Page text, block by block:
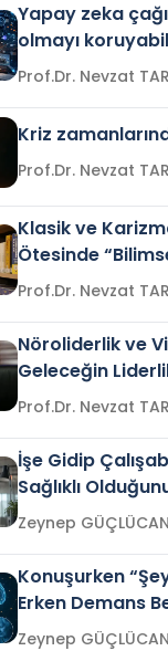
Yapay zeka
olmayı
Prof.Dr.
Kriz
Prof.Dr.
Klasik ve
Ötesinde
Prof.Dr.
Nöroliderlik ve
Geleceğin
Prof.Dr.
İşe Gidip
Sağlıklı
Gelir mi?Zeynep GÜÇLÜCAN
Konuşurken
Erken Demans
mi?
Zeynep GÜÇLÜCAN